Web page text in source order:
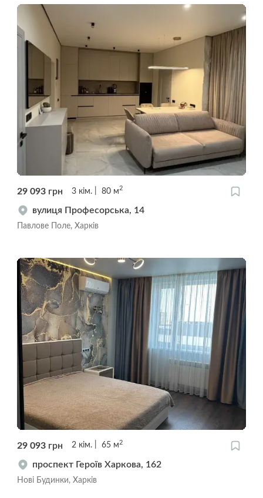
29 093 грн 3 кім. 80 м2
вулиця Професорська, 14
Павлове Поле, Харків
29 093 грн 2 кім. 65 м 2
проспект Героїв Харкова, 162
Нові Будинки, Харків